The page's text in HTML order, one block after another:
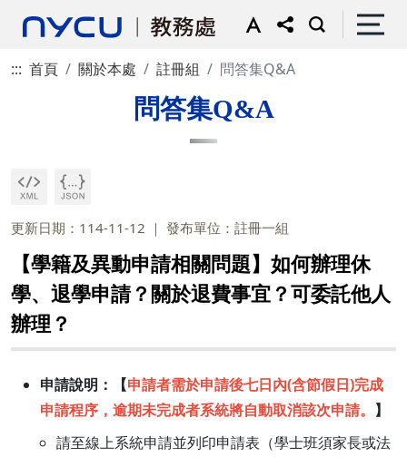
::: 首頁 關於本處 註冊組 問答集Q&A
問答集Q&A
更新日期：114-11-12 發布單位：註冊一組
【學籍及異動申請相關問題】如何辦理休
學、退學申請？關於退費事宜？可委託他人
辦理？
申請說明：【申請者需於申請後七日內(含節假日)完成
申請程序，逾期未完成者系統將自動取消該次申請。 】
請至線上系統申請並列印申請表（學士班須家長或法